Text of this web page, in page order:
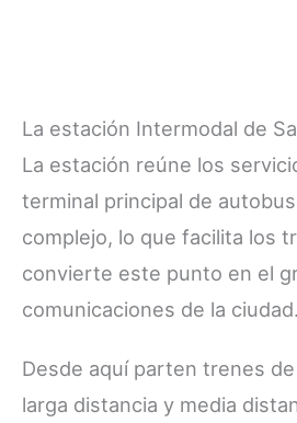
La estación Intermodal de
La estación reúne los
terminal principal de
complejo, lo que facilita los
convierte este punto en el
comunicaciones de la ciudad.
Desde aquí parten trenes
larga distancia y media